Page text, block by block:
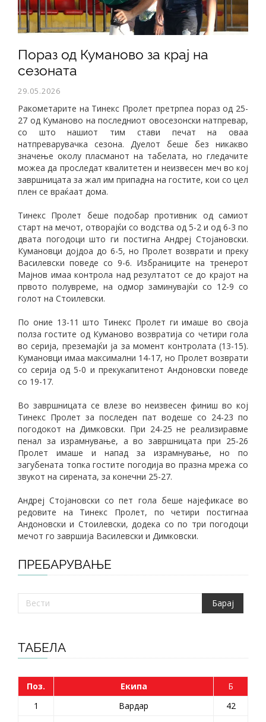
Пораз од Куманово за крај на
сезоната
29.05.2026
Ракометарите на Тинекс Пролет претрпеа пораз од 25-
27 од Куманово на последниот овосезонски натпревар,
со што нашиот тим стави печат на оваа
натпреварувачка сезона. Дуелот беше без никакво
значење околу пласманот на табелата, но гледачите
можеа да проследат квалитетен и неизвесен меч во кој
завршницата за жал им припадна на гостите, кои со цел
плен се враќаат дома.
Тинекс Пролет беше подобар противник од самиот
старт на мечот, отворајќи со водства од 5-2 и од 6-3 по
двата погодоци што ги постигна Андреј Стојановски.
Кумановци дојдоа до 6-5, но Пролет возврати и преку
Василевски поведе со 9-6. Избраниците на тренерот
Мајнов имаа контрола над резултатот се до крајот на
првото полувреме, на одмор заминувајќи со 12-9 со
голот на Стоилевски.
По оние 13-11 што Тинекс Пролет ги имаше во своја
полза гостите од Куманово возвратија со четири гола
во серија, преземајќи ја за момент контролата (13-15).
Кумановци имаа максимални 14-17, но Пролет возврати
со серија од 5-0 и прекукапитенот Андоновски поведе
со 19-17.
Во завршницата се влезе во неизвесен финиш во кој
Тинекс Пролет за последен пат водеше со 24-23 по
погодокот на Димковски. При 24-25 не реализиравме
пенал за израмнување, а во завршницата при 25-26
Пролет имаше и напад за израмнување, но по
загубената топка гостите погодија во празна мрежа со
звукот на сирената, за конечни 25-27.
Андреј Стојановски со пет гола беше најефикасе во
редовите на Тинекс Пролет, по четири постигнаа
Андоновски и Стоилевски, додека со по три погодоци
мечот го завршија Василевски и Димковски.
ПРЕБАРУВАЊЕ
ТАБЕЛА
Поз. Екипа
Б
1
Вардар
42